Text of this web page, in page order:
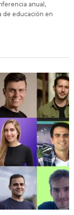
anual,
de educación en